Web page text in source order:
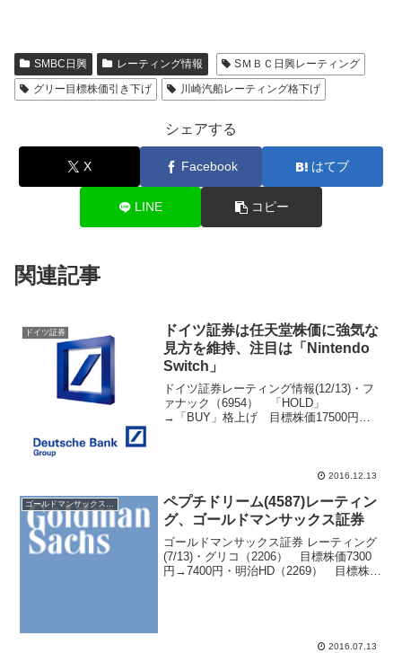
SMBC日興 レーティング情報
SＭＢＣ日興レーティング
グリー目標株価引き下げ
川崎汽船レーティング格下げ
シェアする
X Facebook はてブ
LINE コピー
関連記事
ドイツ証券
ドイツ証券は任天堂株価に強気な
見方を維持、注目は「Nintendo
Switch」
ドイツ証券レーティング情報(12/13)・フ
ァナック（6954） 「HOLD」
→「BUY」格上げ 目標株価17500円
2016.12.13
ゴールドマンサックス証券
ペプチドリーム(4587)レーティン
グ、ゴールドマンサックス証券
ゴールドマンサックス証券 レーティング
(7/13)・グリコ（2206） 目標株価7300
円→7400円・明治HD（2269） 目標株価
2016.07.13